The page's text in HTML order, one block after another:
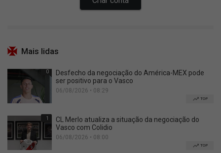
Mais lidas
0
Desfecho da negociação do América-MEX pode
ser positivo para o Vasco
06/08/2026 • 08:29
TOP
1
CL Merlo atualiza a situação da negociação do
Vasco com Colidio
06/08/2026 • 08:00
TOP